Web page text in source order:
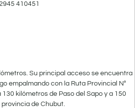
410451
Su principal acceso se encuentra
empalmando con la Ruta Provincial N°
130 kilómetros de Paso del Sapo y a 150
de Chubut.